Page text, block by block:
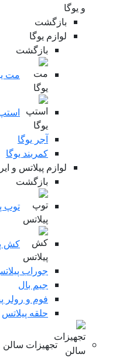
بازگشت
لوازم یوگا
بازگشت
مت یوگا
استپ
آجر یوگا
کمربند یوگا
لوازم پیلاتس و
بازگشت
توپ
کش
جوراب پیلاتس
جیم بال
فوم و رولر
حلقه پیلاتس
تجهیزات سالن